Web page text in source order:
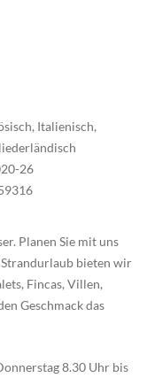
Italienisch,
26
Planen Sie mit uns
bieten wir
Fincas, Villen,
Geschmack das
8.30 Uhr bis